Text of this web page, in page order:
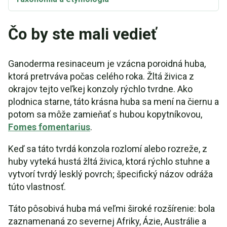
Čo by ste mali vedieť
Ganoderma resinaceum je vzácna poroidná huba,
ktorá pretrváva počas celého roka. Žltá živica z
okrajov tejto veľkej konzoly rýchlo tvrdne. Ako
plodnica starne, táto krásna huba sa mení na čiernu a
potom sa môže zamieňať s hubou kopytníkovou,
Fomes fomentarius.
Keď sa táto tvrdá konzola rozlomí alebo rozreže, z
huby vyteká hustá žltá živica, ktorá rýchlo stuhne a
vytvorí tvrdý lesklý povrch; špecifický názov odráža
túto vlastnosť.
Táto pôsobivá huba má veľmi široké rozšírenie: bola
zaznamenaná zo severnej Afriky, Ázie, Austrálie a